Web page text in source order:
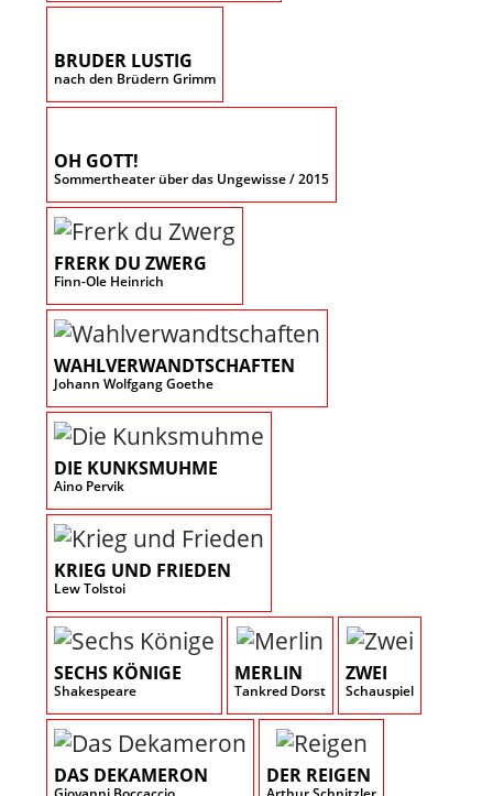
BRUDER LUSTIG
nach den Brüdern Grimm
OH GOTT!
Sommertheater über das Ungewisse / 2015
FRERK DU ZWERG
Finn-Ole Heinrich
WAHLVERWANDTSCHAFTEN
Johann Wolfgang Goethe
DIE KUNKSMUHME
Aino Pervik
KRIEG UND FRIEDEN
Lew Tolstoi
SECHS KÖNIGE
Shakespeare
MERLIN
Tankred Dorst
ZWEI
Schauspiel
DAS DEKAMERON DER REIGEN